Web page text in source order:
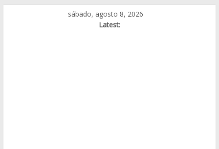
sábado, agosto 8, 2026
Latest: